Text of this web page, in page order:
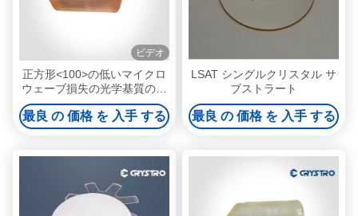
ビデオ
正方形<100>の低いマイクロ
ウェーブ損失の光学基質のラ
ンタンのアルミン酸塩
Laalo3の ターゲット
最良 の 価格 を 入手 する
LSAT シングルクリスタル サ
ブストラート
最良 の 価格 を 入手 する